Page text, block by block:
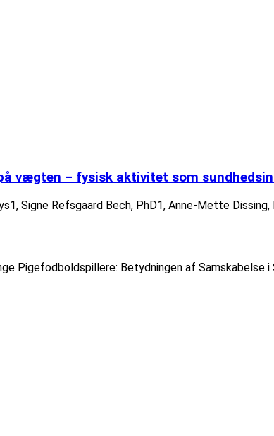
vægten – fysisk aktivitet som
Signe Refsgaard Bech, PhD1, Anne-Mette